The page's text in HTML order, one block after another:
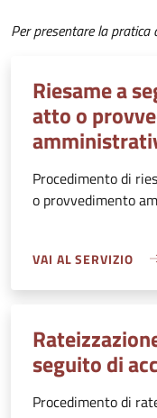
Per presentare la pratica
Riesame a
atto o
Procedimento di
o provvedimento
VAI AL SERVIZIO
seguito di
Procedimento di